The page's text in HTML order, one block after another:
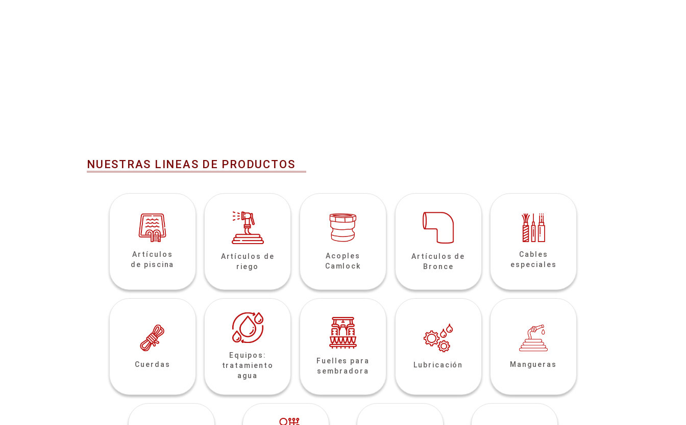
NUESTRAS LINEAS DE PRODUCTOS
Artículos
de piscina
Artículos de
riego
Acoples
Camlock
Artículos de
Bronce
Cables
especiales
Cuerdas
Equipos:
tratamiento
agua
Fuelles para
sembradora
Lubricación Mangueras